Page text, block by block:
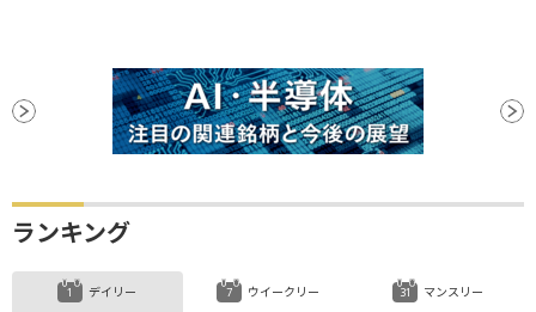
ランキング
デイリー ウイークリー マンスリー